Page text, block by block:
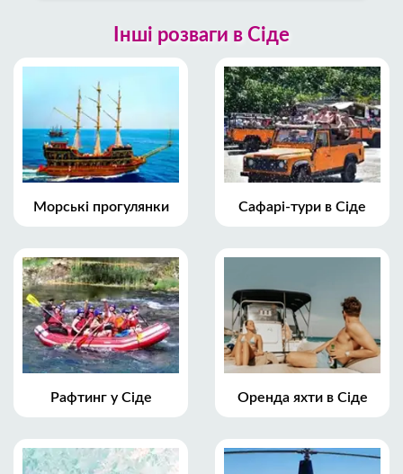
Інші розваги в Сіде
Морські прогулянки Сафарі-тури в Сіде
Рафтинг у Сіде Оренда яхти в Сіде